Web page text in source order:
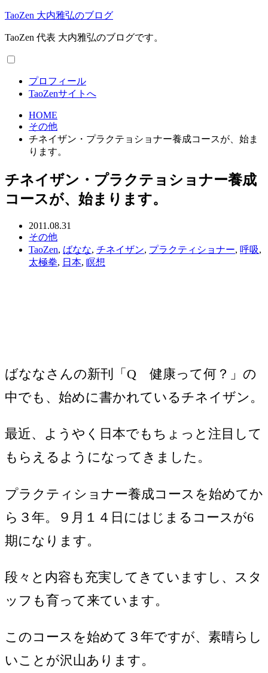
TaoZen 大内雅弘のブログ
TaoZen 代表 大内雅弘のブログです。
プロフィール
TaoZenサイトへ
HOME
その他
チネイザン・プラクテョショナー養成コースが、始ま
ります。
チネイザン・プラクテョショナー養成
コースが、始まります。
2011.08.31
その他
TaoZen, ばなな, チネイザン, プラクティショナー, 呼吸,
太極拳, 日本, 瞑想
ばななさんの新刊「Q 健康って何？」の
中でも、始めに書かれているチネイザン。
最近、ようやく日本でもちょっと注目して
もらえるようになってきました。
プラクティショナー養成コースを始めてか
ら３年。９月１４日にはじまるコースが6
期になります。
段々と内容も充実してきていますし、スタ
ッフも育って来ています。
このコースを始めて３年ですが、素晴らし
いことが沢山あります。